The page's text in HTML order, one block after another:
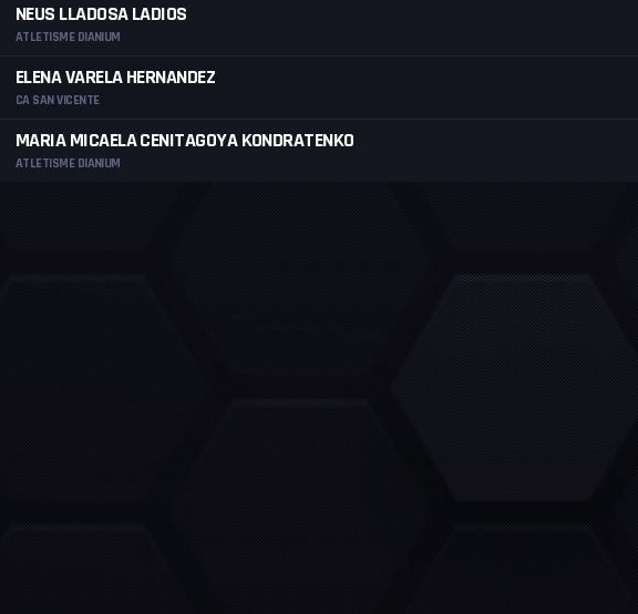
NEUS LLADOSA LADIOS
ATLETISME DIANIUM
ELENA VARELA HERNANDEZ
CA SAN VICENTE
MARIA MICAELA CENITAGOYA KONDRATENKO
ATLETISME DIANIUM